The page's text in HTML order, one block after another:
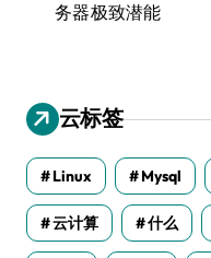
务器极致潜能
云标签
Linux Mysql
云计算 什么